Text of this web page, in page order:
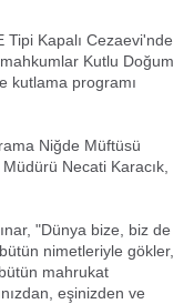
Tipi Kapalı Cezaevi'nde
Kutlu Doğum
kutlama programı
Niğde Müftüsü
Necati Karacık,
"Dünya bize, biz de
nimetleriyle gökler,
mahrukat
eşinizden ve